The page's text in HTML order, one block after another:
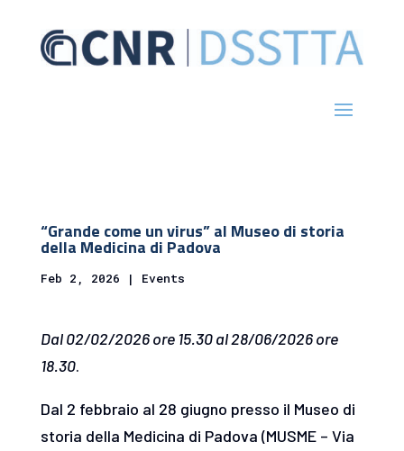
“Grande come un virus” al Museo di storia
della Medicina di Padova
Feb 2, 2026 | Events
Dal 02/02/2026 ore 15.30 al 28/06/2026 ore
18.30.
Dal 2 febbraio al 28 giugno presso il Museo di
storia della Medicina di Padova (MUSME – Via